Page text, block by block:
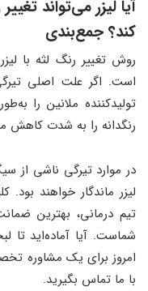
آیا لیزر می‌تواند
کند؟ جمع‌بندی
روش تغییر رنگ لثه با
است. اگر علت اصلی
تولیدکننده ملانین را
رنگدانه را به شدت کاهش
در موارد تیرگی ناشی از
لیزر ماندگار خواهند
تیم درمانی، بهترین
شماست. آیا آماده‌اید تا
امروز برای یک مشاوره
با ما تماس بگیرید.